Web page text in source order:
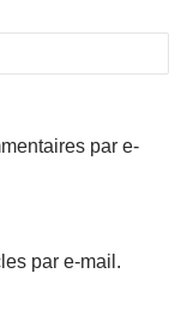
par e-
par e-mail.